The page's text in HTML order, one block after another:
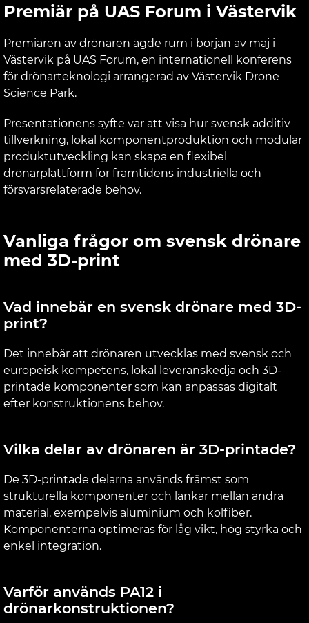
Premiär på UAS Forum i Västervik
Premiären av drönaren ägde rum i början av maj i
Västervik på UAS Forum, en internationell konferens
för drönarteknologi arrangerad av Västervik Drone
Science Park.
Presentationens syfte var att visa hur svensk additiv
tillverkning, lokal komponentproduktion och modulär
produktutveckling kan skapa en flexibel
drönarplattform för framtidens industriella och
försvarsrelaterade behov.
Vanliga frågor om svensk drönare
med 3D-print
Vad innebär en svensk drönare med 3D-
print?
Det innebär att drönaren utvecklas med svensk och
europeisk kompetens, lokal leveranskedja och 3D-
printade komponenter som kan anpassas digitalt
efter konstruktionens behov.
Vilka delar av drönaren är 3D-printade?
De 3D-printade delarna används främst som
strukturella komponenter och länkar mellan andra
material, exempelvis aluminium och kolfiber.
Komponenterna optimeras för låg vikt, hög styrka och
enkel integration.
Varför används PA12 i
drönarkonstruktionen?